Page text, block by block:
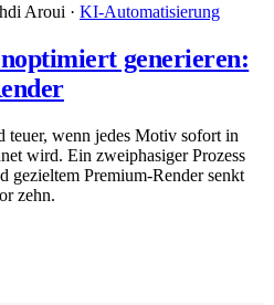
Aroui · KI-Automatisierung
generieren:
wenn jedes Motiv sofort in
wird. Ein zweiphasiger Prozess
gezieltem Premium-Render senkt
zehn.